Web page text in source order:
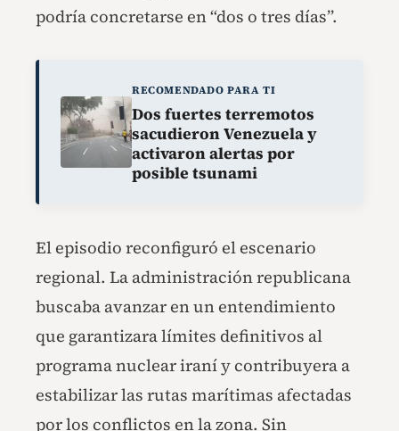
podría concretarse en “dos o tres días”.
RECOMENDADO PARA TI
Dos fuertes terremotos
sacudieron Venezuela y
activaron alertas por
posible tsunami
El episodio reconfiguró el escenario
regional. La administración republicana
buscaba avanzar en un entendimiento
que garantizara límites definitivos al
programa nuclear iraní y contribuyera a
estabilizar las rutas marítimas afectadas
por los conflictos en la zona. Sin